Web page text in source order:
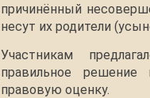
причинённый
несут их родители
Участникам
правильное
правовую оценку.